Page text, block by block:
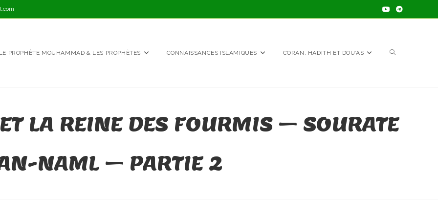
LE PROPHÈTE MOUHAMMAD & LES PROPHÈTES CONNAISSANCES ISLAMIQUES CORAN, HADITH ET DOU’AS TOGGLE
LA REINE DES FOURMIS – SOURATE
NAML – PARTIE 2